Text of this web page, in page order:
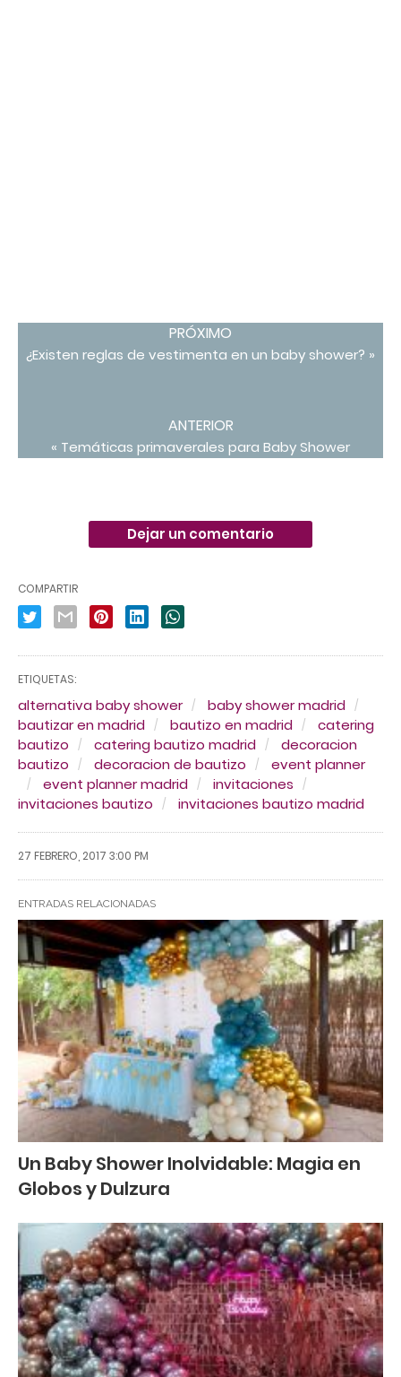
PRÓXIMO
¿Existen reglas de vestimenta en un baby shower? »
ANTERIOR
« Temáticas primaverales para Baby Shower
Dejar un comentario
COMPARTIR
ETIQUETAS:
alternativa baby shower
baby shower madrid
bautizar en madrid
bautizo en madrid
catering
bautizo
catering bautizo madrid
decoracion
bautizo
decoracion de bautizo
event planner
event planner madrid
invitaciones
invitaciones bautizo
invitaciones bautizo madrid
27 FEBRERO, 2017 3:00 PM
ENTRADAS RELACIONADAS
Un Baby Shower Inolvidable: Magia en
Globos y Dulzura